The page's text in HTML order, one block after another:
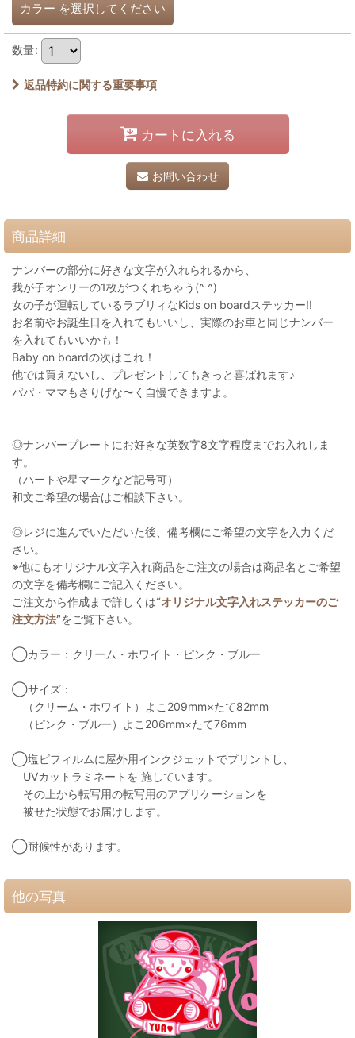
カラー を選択してください
数量:
返品特約に関する重要事項
カートに入れる
お問い合わせ
商品詳細
ナンバーの部分に好きな文字が入れられるから、
我が子オンリーの1枚がつくれちゃう(^ ^)
女の子が運転しているラブリィなKids on boardステッカー!!
お名前やお誕生日を入れてもいいし、実際のお車と同じナンバー
を入れてもいいかも！
Baby on boardの次はこれ！
他では買えないし、プレゼントしてもきっと喜ばれます♪
パパ・ママもさりげな〜く自慢できますよ。
◎ナンバープレートにお好きな英数字8文字程度までお入れしま
す。
（ハートや星マークなど記号可）
和文ご希望の場合はご相談下さい。
◎レジに進んでいただいた後、備考欄にご希望の文字を入力くだ
さい。
※他にもオリジナル文字入れ商品をご注文の場合は商品名とご希望
の文字を備考欄にご記入ください。
ご注文から作成まで詳しくは“オリジナル文字入れステッカーのご
注文方法”をご覧下さい。
◯カラー：クリーム・ホワイト・ピンク・ブルー
◯サイズ：
（クリーム・ホワイト）よこ209mm×たて82mm
（ピンク・ブルー）よこ206mm×たて76mm
◯塩ビフィルムに屋外用インクジェットでプリントし、
UVカットラミネートを 施しています。
その上から転写用の転写用のアプリケーションを
被せた状態でお届けします。
◯耐候性があります。
他の写真